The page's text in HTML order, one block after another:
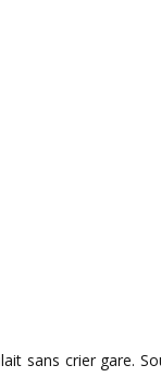
sans crier gare.